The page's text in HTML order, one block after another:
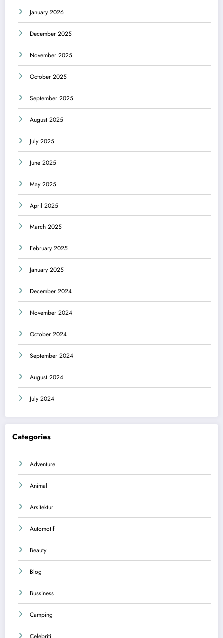
January 2026
December 2025
November 2025
October 2025
September 2025
August 2025
July 2025
June 2025
May 2025
April 2025
March 2025
February 2025
January 2025
December 2024
November 2024
October 2024
September 2024
August 2024
July 2024
Categories
Adventure
Animal
Arsitektur
Automotif
Beauty
Blog
Bussiness
Camping
Celebriti